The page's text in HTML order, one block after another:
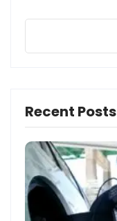
Recent Posts